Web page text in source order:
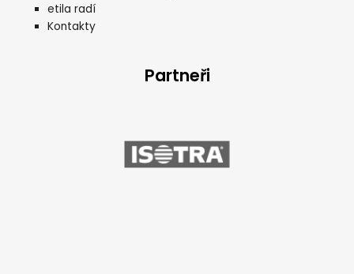
etila radí
Kontakty
Partneři